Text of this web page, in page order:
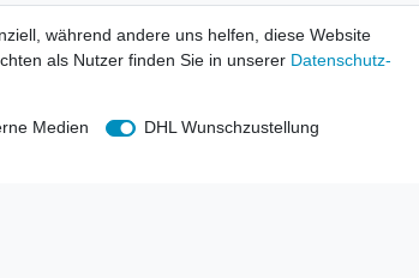
verkaufen
Wir versenden mit
während andere uns helfen, diese Website
als Nutzer finden Sie in unserer Daten­schutz­
Medien
DHL Wunschzustellung